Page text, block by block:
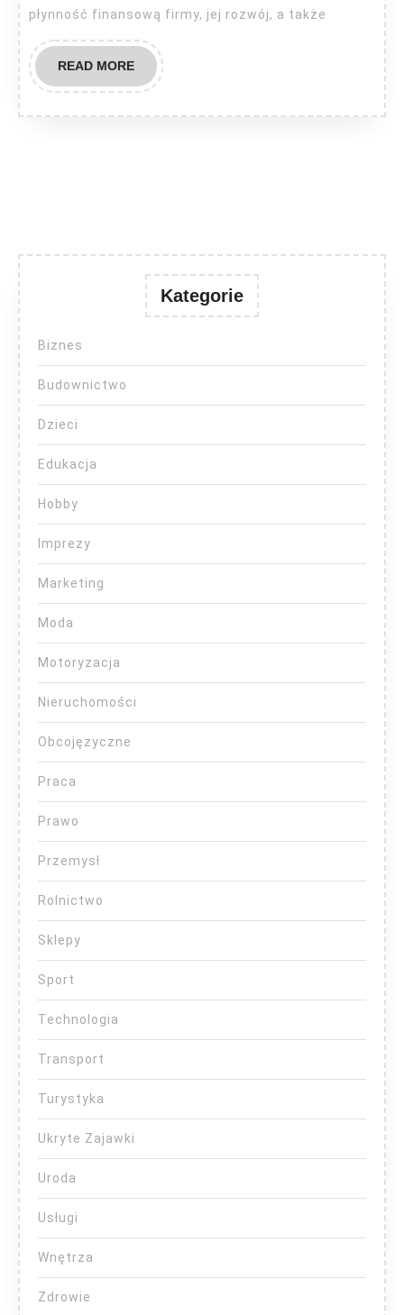
płynność finansową firmy, jej rozwój, a także
READ MOREREAD
MORE
Kategorie
Biznes
Budownictwo
Dzieci
Edukacja
Hobby
Imprezy
Marketing
Moda
Motoryzacja
Nieruchomości
Obcojęzyczne
Praca
Prawo
Przemysł
Rolnictwo
Sklepy
Sport
Technologia
Transport
Turystyka
Ukryte Zajawki
Uroda
Usługi
Wnętrza
Zdrowie